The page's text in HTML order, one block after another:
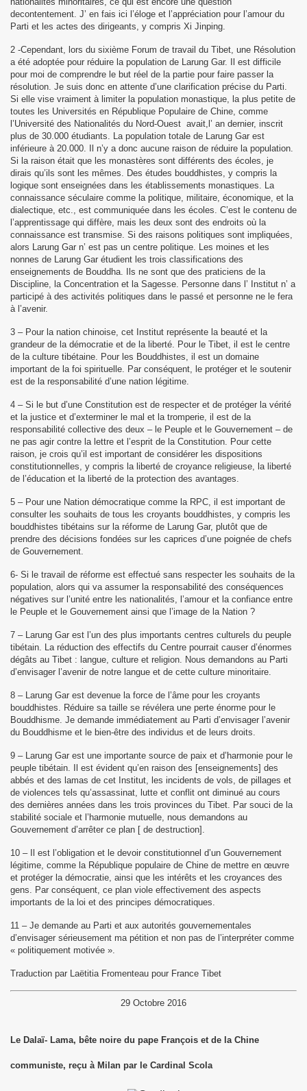
decontentement. J’ en fais ici l’éloge et l’appréciation pour l’amour du
Parti et les actes des dirigeants, y compris Xi Jinping.
2 -Cependant, lors du sixième Forum de travail du Tibet, une Résolution
a été adoptée pour réduire la population de Larung Gar. Il est difficile
pour moi de comprendre le but réel de la partie pour faire passer la
résolution. Je suis donc en attente d’une clarification précise du Parti.
Si elle vise vraiment à limiter la population monastique, la plus petite de
toutes les Universités en République Populaire de Chine, comme
l’Université des Nationalités du Nord-Ouest avait,l’ an dernier, inscrit
plus de 30.000 étudiants. La population totale de Larung Gar est
inférieure à 20.000. Il n’y a donc aucune raison de réduire la population.
Si la raison était que les monastères sont différents des écoles, je
dirais qu’ils sont les mêmes. Des études bouddhistes, y compris la
logique sont enseignées dans les établissements monastiques. La
connaissance séculaire comme la politique, militaire, économique, et la
dialectique, etc., est communiquée dans les écoles. C’est le contenu de
l’apprentissage qui diffère, mais les deux sont des endroits où la
connaissance est transmise. Si des raisons politiques sont impliquées,
alors Larung Gar n’ est pas un centre politique. Les moines et les
nonnes de Larung Gar étudient les trois classifications des
enseignements de Bouddha. Ils ne sont que des praticiens de la
Discipline, la Concentration et la Sagesse. Personne dans l’ Institut n’ a
participé à des activités politiques dans le passé et personne ne le fera
à l’avenir.
3 – Pour la nation chinoise, cet Institut représente la beauté et la
grandeur de la démocratie et de la liberté. Pour le Tibet, il est le centre
de la culture tibétaine. Pour les Bouddhistes, il est un domaine
important de la foi spirituelle. Par conséquent, le protéger et le soutenir
est de la responsabilité d’une nation légitime.
4 – Si le but d’une Constitution est de respecter et de protéger la vérité
et la justice et d’exterminer le mal et la tromperie, il est de la
responsabilité collective des deux – le Peuple et le Gouvernement – de
ne pas agir contre la lettre et l’esprit de la Constitution. Pour cette
raison, je crois qu’il est important de considérer les dispositions
constitutionnelles, y compris la liberté de croyance religieuse, la liberté
de l’éducation et la liberté de la protection des avantages.
5 – Pour une Nation démocratique comme la RPC, il est important de
consulter les souhaits de tous les croyants bouddhistes, y compris les
bouddhistes tibétains sur la réforme de Larung Gar, plutôt que de
prendre des décisions fondées sur les caprices d’une poignée de chefs
de Gouvernement.
6- Si le travail de réforme est effectué sans respecter les souhaits de la
population, alors qui va assumer la responsabilité des conséquences
négatives sur l’unité entre les nationalités, l’amour et la confiance entre
le Peuple et le Gouvernement ainsi que l’image de la Nation ?
7 – Larung Gar est l’un des plus importants centres culturels du peuple
tibétain. La réduction des effectifs du Centre pourrait causer d’énormes
dégâts au Tibet : langue, culture et religion. Nous demandons au Parti
d’envisager l’avenir de notre langue et de cette culture minoritaire.
8 – Larung Gar est devenue la force de l’âme pour les croyants
bouddhistes. Réduire sa taille se révélera une perte énorme pour le
Bouddhisme. Je demande immédiatement au Parti d’envisager l’avenir
du Bouddhisme et le bien-être des individus et de leurs droits.
9 – Larung Gar est une importante source de paix et d’harmonie pour le
peuple tibétain. Il est évident qu’en raison des [enseignements] des
abbés et des lamas de cet Institut, les incidents de vols, de pillages et
de violences tels qu’assassinat, lutte et conflit ont diminué au cours
des dernières années dans les trois provinces du Tibet. Par souci de la
stabilité sociale et l’harmonie mutuelle, nous demandons au
Gouvernement d’arrêter ce plan [ de destruction].
10 – Il est l’obligation et le devoir constitutionnel d’un Gouvernement
légitime, comme la République populaire de Chine de mettre en œuvre
et protéger la démocratie, ainsi que les intérêts et les croyances des
gens. Par conséquent, ce plan viole effectivement des aspects
importants de la loi et des principes démocratiques.
11 – Je demande au Parti et aux autorités gouvernementales
d’envisager sérieusement ma pétition et non pas de l’interpréter comme
« politiquement motivée ».
Traduction par Laëtitia Fromenteau pour France Tibet
29 Octobre 2016
Le Dalaï- Lama, bête noire du pape François et de la Chine
communiste, reçu à Milan par le Cardinal Scola